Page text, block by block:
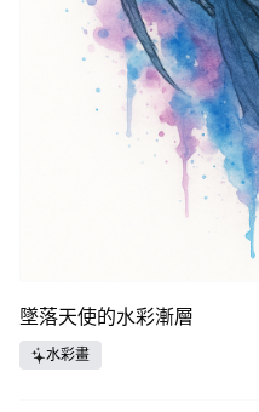
墜落天使的水彩漸層
水彩畫